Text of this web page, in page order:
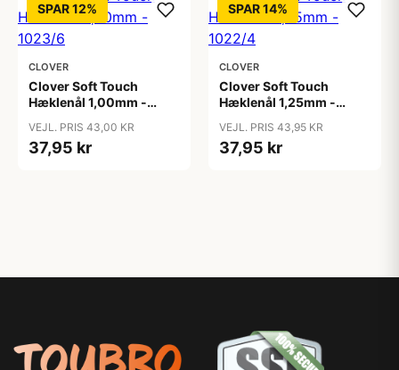
SPAR 12%
CLOVER
Clover Soft Touch
Hæklenål 1,00mm -
VEJL. PRIS 43,00 KR
37,95 kr
SPAR 14%
CLOVER
Clover Soft Touch
Hæklenål 1,25mm -
VEJL. PRIS 43,95 KR
37,95 kr